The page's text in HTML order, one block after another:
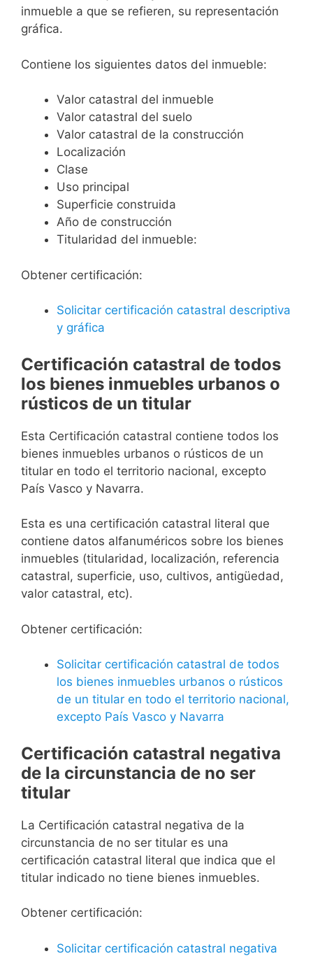
inmueble a que se refieren, su representación
gráfica.
Contiene los siguientes datos del inmueble:
Valor catastral del inmueble
Valor catastral del suelo
Valor catastral de la construcción
Localización
Clase
Uso principal
Superficie construida
Año de construcción
Titularidad del inmueble:
Obtener certificación:
Solicitar certificación catastral descriptiva
y gráfica
Certificación catastral de todos
los bienes inmuebles urbanos o
rústicos de un titular
Esta Certificación catastral contiene todos los
bienes inmuebles urbanos o rústicos de un
titular en todo el territorio nacional, excepto
País Vasco y Navarra.
Esta es una certificación catastral literal que
contiene datos alfanuméricos sobre los bienes
inmuebles (titularidad, localización, referencia
catastral, superficie, uso, cultivos, antigüedad,
valor catastral, etc).
Obtener certificación:
Solicitar certificación catastral de todos
los bienes inmuebles urbanos o rústicos
de un titular en todo el territorio nacional,
excepto País Vasco y Navarra
Certificación catastral negativa
de la circunstancia de no ser
titular
La Certificación catastral negativa de la
circunstancia de no ser titular es una
certificación catastral literal que indica que el
titular indicado no tiene bienes inmuebles.
Obtener certificación:
Solicitar certificación catastral negativa